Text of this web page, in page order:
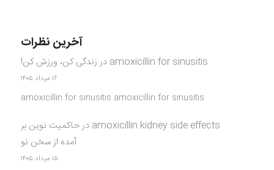
آخرین نظرات
amoxicillin for sinusitis در زندگی کن، ورزش کن!
۱۶ مرداد ۱۴۰۵
amoxicillin for sinusitis amoxicillin for sinusitis
amoxicillin kidney side effects درحاکمیت نوین بر
آمده از سخن نو
۱۵ مرداد ۱۴۰۵